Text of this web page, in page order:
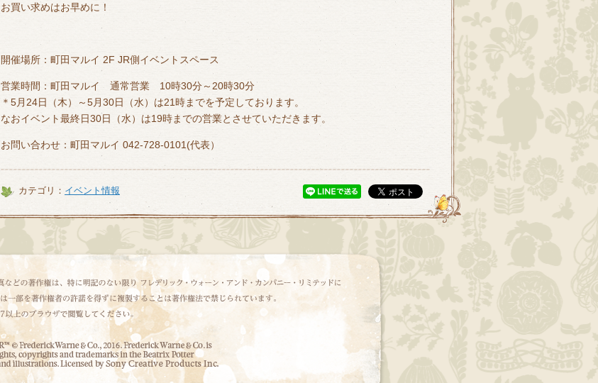
お買い求めはお早めに！
開催場所：町田マルイ 2F JR側イベントスペース
営業時間：町田マルイ 通常営業 10時30分～20時30分
＊5月24日（木）～5月30日（水）は21時までを予定しております。
なおイベント最終日30日（水）は19時までの営業とさせていただきます。
お問い合わせ：町田マルイ 042-728-0101(代表）
カテゴリ： イベント情報